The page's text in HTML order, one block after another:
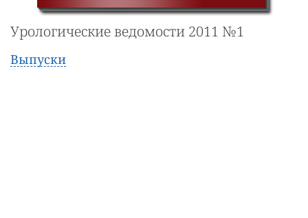
Урологические ведомости 2011 №1
Выпуски